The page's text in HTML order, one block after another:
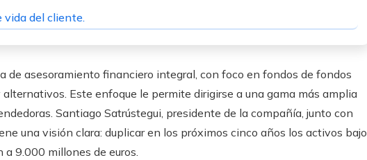
vida del cliente.
de asesoramiento financiero integral, con foco en fondos de fondos
Este enfoque le permite dirigirse a una gama más amplia
Santiago Satrústegui, presidente de la compañía, junto con
una visión clara: duplicar en los próximos cinco años los activos bajo
9.000 millones de euros.